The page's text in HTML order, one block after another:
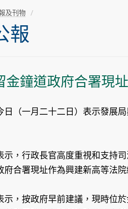
及刊物
報
金鐘道政府合署現
日（一月二十二日）表示發展
行政長官高度重視和支持司
府合署現址作為興建新高等法
按政府早前建議，現時位於